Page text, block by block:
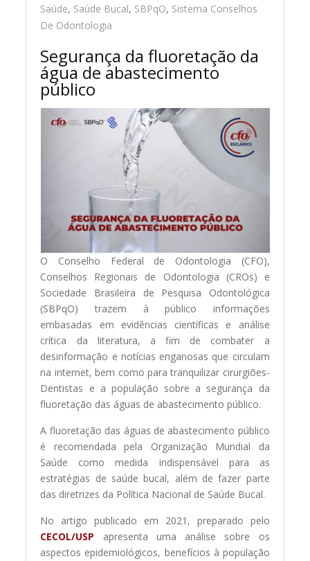
Saúde, Saúde Bucal, SBPqO, Sistema Conselhos
De Odontologia
Segurança da fluoretação da
água de abastecimento
público
O Conselho Federal de Odontologia (CFO),
Conselhos Regionais de Odontologia (CROs) e
Sociedade Brasileira de Pesquisa Odontológica
(SBPqO) trazem à público informações
embasadas em evidências científicas e análise
crítica da literatura, a fim de combater a
desinformação e notícias enganosas que circulam
na internet, bem como para tranquilizar cirurgiões-
Dentistas e a população sobre a segurança da
fluoretação das águas de abastecimento público.
A fluoretação das águas de abastecimento público
é recomendada pela Organização Mundial da
Saúde como medida indispensável para as
estratégias de saúde bucal, além de fazer parte
das diretrizes da Política Nacional de Saúde Bucal.
No artigo publicado em 2021, preparado pelo
CECOL/USP apresenta uma análise sobre os
aspectos epidemiológicos, benefícios à população